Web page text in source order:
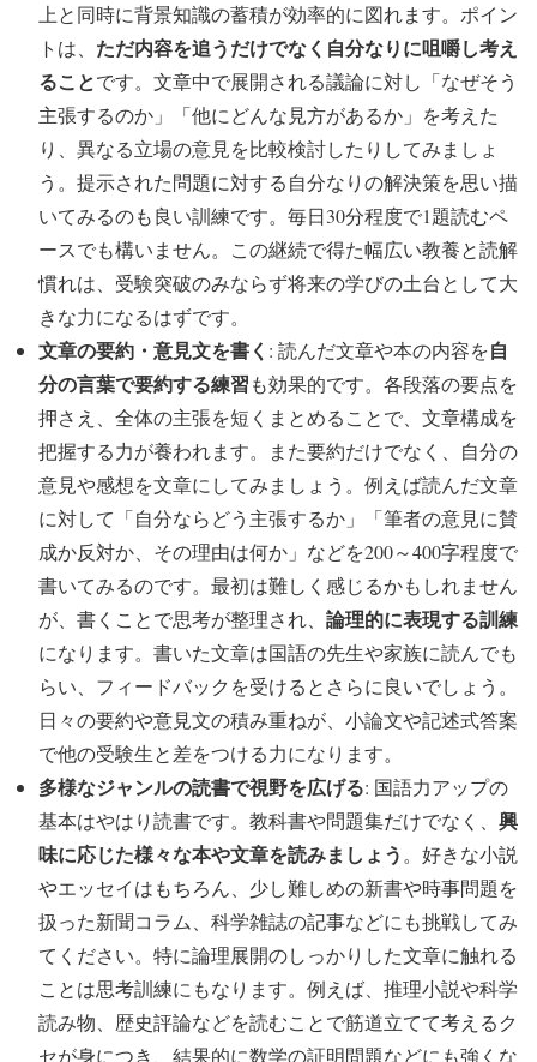
上と同時に背景知識の蓄積が効率的に図れます。ポイン
トは、 ただ内容を追うだけでなく自分なりに咀嚼し考え
ることです。文章中で展開される議論に対し「なぜそう
主張するのか」「他にどんな見方があるか」を考えた
り、異なる立場の意見を比較検討したりしてみましょ
う。提示された問題に対する自分なりの解決策を思い描
いてみるのも良い訓練です。毎日30分程度で1題読むペ
ースでも構いません。この継続で得た幅広い教養と読解
慣れは、受験突破のみならず将来の学びの土台として大
きな力になるはずです。
文章の要約・意見文を書く : 読んだ文章や本の内容を自
分の言葉で要約する練習も効果的です。各段落の要点を
押さえ、全体の主張を短くまとめることで、文章構成を
把握する力が養われます。また要約だけでなく、自分の
意見や感想を文章にしてみましょう。例えば読んだ文章
に対して「自分ならどう主張するか」「筆者の意見に賛
成か反対か、その理由は何か」などを200～400字程度で
書いてみるのです。最初は難しく感じるかもしれません
が、書くことで思考が整理され、 論理的に表現する訓練
になります。書いた文章は国語の先生や家族に読んでも
らい、フィードバックを受けるとさらに良いでしょう。
日々の要約や意見文の積み重ねが、小論文や記述式答案
で他の受験生と差をつける力になります。
多様なジャンルの読書で視野を広げる: 国語力アップの
基本はやはり読書です。教科書や問題集だけでなく、 興
味に応じた様々な本や文章を読みましょう 。好きな小説
やエッセイはもちろん、少し難しめの新書や時事問題を
扱った新聞コラム、科学雑誌の記事などにも挑戦してみ
てください。特に論理展開のしっかりした文章に触れる
ことは思考訓練にもなります。例えば、推理小説や科学
読み物、歴史評論などを読むことで筋道立てて考えるク
セが身につき、結果的に数学の証明問題などにも強くな